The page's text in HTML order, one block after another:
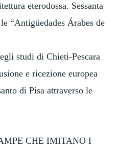
eterodossa. Sessanta
“Antigüedades Árabes de
studi di Chieti-Pescara
e ricezione europea
di Pisa attraverso le
CHE IMITANO I